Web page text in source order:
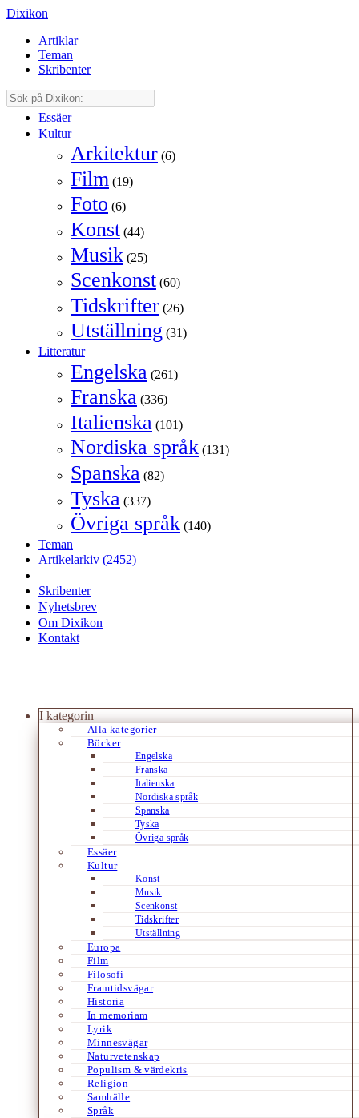
Dixikon
Artiklar
Teman
Skribenter
Essäer
Kultur
Arkitektur (6)
Film (19)
Foto (6)
Konst (44)
Musik (25)
Scenkonst (60)
Tidskrifter (26)
Utställning (31)
Litteratur
Engelska (261)
Franska (336)
Italienska (101)
Nordiska språk (131)
Spanska (82)
Tyska (337)
Övriga språk (140)
Teman
Artikelarkiv (2452)
Skribenter
Nyhetsbrev
Om Dixikon
Kontakt
I kategorin
Alla kategorier
Böcker
Engelska
Franska
Italienska
Nordiska språk
Spanska
Tyska
Övriga språk
Essäer
Kultur
Konst
Musik
Scenkonst
Tidskrifter
Utställning
Europa
Film
Filosofi
Framtidsvägar
Historia
In memoriam
Lyrik
Minnesvägar
Naturvetenskap
Populism & värdekris
Religion
Samhälle
Språk